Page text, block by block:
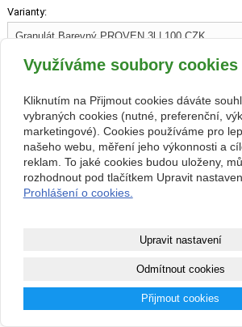
Varianty:
100 CZK
zpět
© 2017 www.akvarium-terarium.cz| All
Využíváme soubory cookies
Kliknutím na Přijmout cookies dáváte
vybraných cookies (nutné, preferenční,
marketingové). Cookies používáme pro
našeho webu, měření jeho výkonnosti a
reklam. To jaké cookies budou uloženy,
rozhodnout pod tlačítkem Upravit
Prohlášení o cookies.
Upravit nastavení
Odmítnout cookies
Přijmout cookies